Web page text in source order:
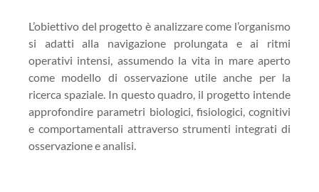
L’obiettivo del progetto è analizzare come l’organismo
si adatti alla navigazione prolungata e ai ritmi
operativi intensi, assumendo la vita in mare aperto
come modello di osservazione utile anche per la
ricerca spaziale. In questo quadro, il progetto intende
approfondire parametri biologici, fisiologici, cognitivi
e comportamentali attraverso strumenti integrati di
osservazione e analisi.